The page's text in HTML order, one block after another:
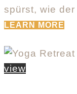
spürst, wie
LEARN MORE
view